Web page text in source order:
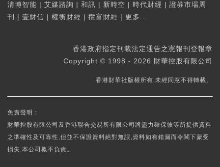
清博智能 | 艾媒諮詢 | 和訊 | 新時空 | 時代財經 | 證券市場周
刊
| 壹財信 | 權衡財經 | 攬富財經 | 更多...
香港政府指定刊載法定通告之憲報刊登報章
Copyright © 1998 - 2026 財華控股有限公司
香港財華社版權所有,未經同意不得轉載。
免責聲明：
財華控股有限公司及香港聯合交易所有限公司將盡力確保彼等所提供資料
之準確性及可靠性,但並不保證資料絕對無誤,資料如有錯漏而令閣下蒙受
損失,本公司概不負責。